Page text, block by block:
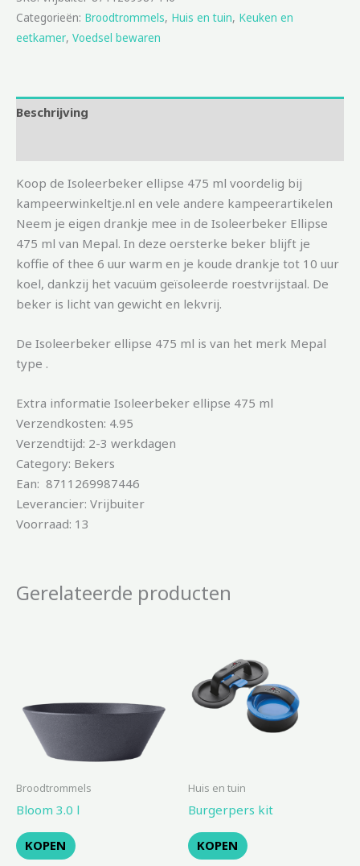
Categorieën: Broodtrommels, Huis en tuin, Keuken en
eetkamer, Voedsel bewaren
Beschrijving
Koop de Isoleerbeker ellipse 475 ml voordelig bij
kampeerwinkeltje.nl en vele andere kampeerartikelen
Neem je eigen drankje mee in de Isoleerbeker Ellipse
475 ml van Mepal. In deze oersterke beker blijft je
koffie of thee 6 uur warm en je koude drankje tot 10 uur
koel, dankzij het vacuüm geïsoleerde roestvrijstaal. De
beker is licht van gewicht en lekvrij.
De Isoleerbeker ellipse 475 ml is van het merk Mepal
type .
Extra informatie Isoleerbeker ellipse 475 ml
Verzendkosten: 4.95
Verzendtijd: 2-3 werkdagen
Category: Bekers
Ean: 8711269987446
Leverancier: Vrijbuiter
Voorraad: 13
Gerelateerde producten
Broodtrommels
Bloom 3.0 l
KOPEN
Huis en tuin
Burgerpers kit
KOPEN